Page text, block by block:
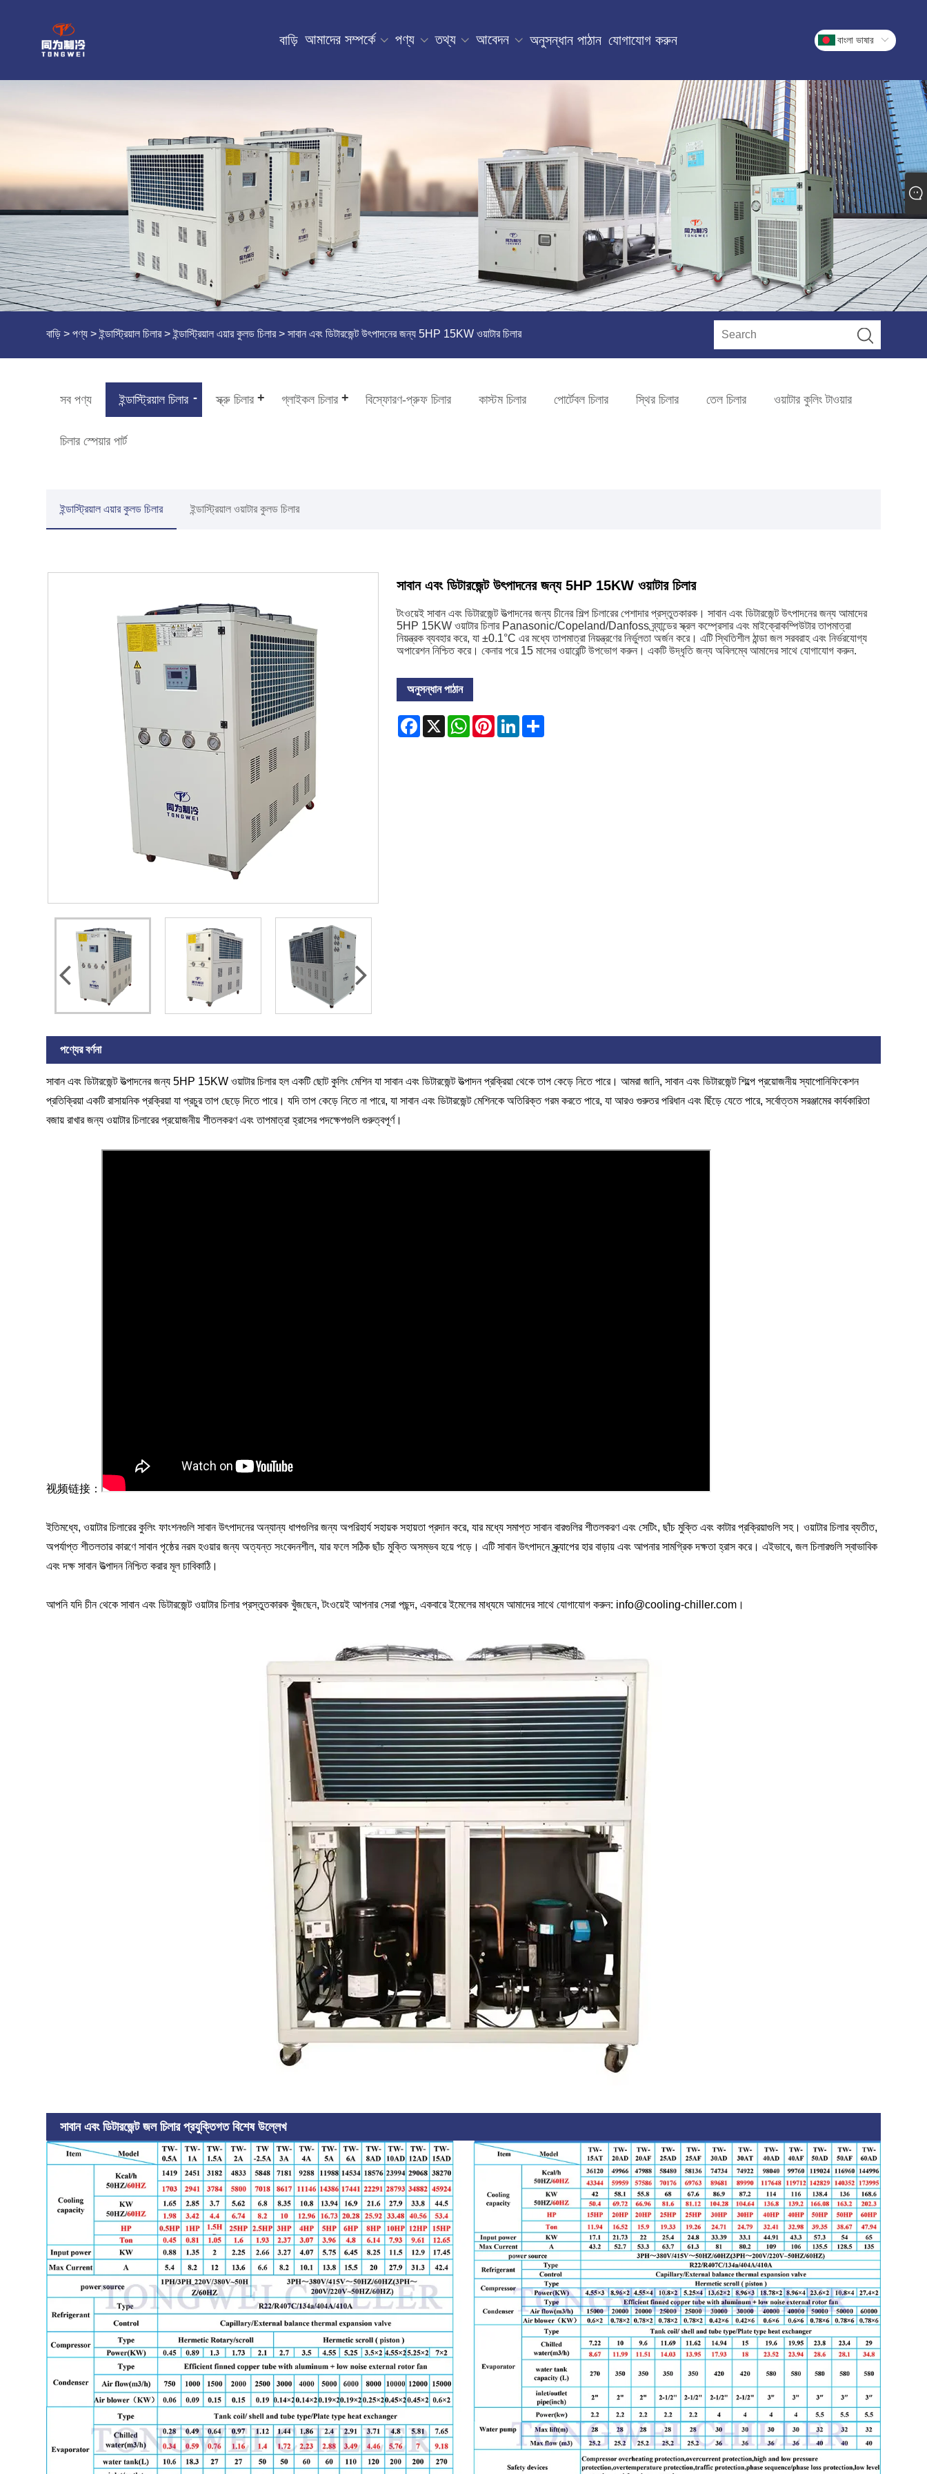
বাড়ি আমাদের সম্পর্কে পণ্য তথ্য আবেদন অনুসন্ধান পাঠান যোগাযোগ করুন বাংলা ভাষার
বাড়ি > পণ্য >ইন্ডাস্ট্রিয়াল চিলার>ইন্ডাস্ট্রিয়াল এয়ার কুলড চিলার> সাবান এবং ডিটারজেন্ট উৎপাদনের জন্য 5HP 15KW ওয়াটার চিলার
সব পণ্য ইন্ডাস্ট্রিয়াল চিলার স্ক্রু চিলার গ্লাইকল চিলার বিস্ফোরণ-প্রুফ চিলার কাস্টম চিলার পোর্টেবল চিলার স্থির চিলার তেল চিলার ওয়াটার কুলিং টাওয়ার
চিলার স্পেয়ার পার্ট
ইন্ডাস্ট্রিয়াল এয়ার কুলড চিলার ইন্ডাস্ট্রিয়াল ওয়াটার কুলড চিলার
সাবান এবং ডিটারজেন্ট উৎপাদনের জন্য 5HP 15KW ওয়াটার চিলার
টংওয়েই সাবান এবং ডিটারজেন্ট উত্পাদনের জন্য চীনের শিল্প চিলারের পেশাদার প্রস্তুতকারক। সাবান এবং ডিটারজেন্ট উৎপাদনের জন্য আমাদের
5HP 15KW ওয়াটার চিলার Panasonic/Copeland/Danfoss ব্র্যান্ডের স্ক্রল কম্প্রেসার এবং মাইক্রোকম্পিউটার তাপমাত্রা
নিয়ন্ত্রক ব্যবহার করে, যা ±0.1°C এর মধ্যে তাপমাত্রা নিয়ন্ত্রণের নির্ভুলতা অর্জন করে। এটি স্থিতিশীল ঠান্ডা জল সরবরাহ এবং নির্ভরযোগ্য
অপারেশন নিশ্চিত করে। কেনার পরে 15 মাসের ওয়ারেন্টি উপভোগ করুন। একটি উদ্ধৃতি জন্য অবিলম্বে আমাদের সাথে যোগাযোগ করুন.
অনুসন্ধান পাঠান
Facebook
X WhatsApp
PinterestLinkedIn
পণ্যের বর্ণনা
সাবান এবং ডিটারজেন্ট উত্পাদনের জন্য 5HP 15KW ওয়াটার চিলার হল একটি ছোট কুলিং মেশিন যা সাবান এবং ডিটারজেন্ট উত্পাদন প্রক্রিয়া থেকে তাপ কেড়ে নিতে পারে। আমরা জানি, সাবান এবং ডিটারজেন্ট শিল্পে প্রয়োজনীয় স্যাপোনিফিকেশন
প্রতিক্রিয়া একটি রাসায়নিক প্রক্রিয়া যা প্রচুর তাপ ছেড়ে দিতে পারে। যদি তাপ কেড়ে নিতে না পারে, যা সাবান এবং ডিটারজেন্ট মেশিনকে অতিরিক্ত গরম করতে পারে, যা আরও গুরুতর পরিধান এবং ছিঁড়ে যেতে পারে, সর্বোত্তম সরঞ্জামের কার্যকারিতা
বজায় রাখার জন্য ওয়াটার চিলারের প্রয়োজনীয় শীতলকরণ এবং তাপমাত্রা হ্রাসের পদক্ষেপগুলি গুরুত্বপূর্ণ।
视频链接：
ইতিমধ্যে, ওয়াটার চিলারের কুলিং ফাংশনগুলি সাবান উৎপাদনের অন্যান্য ধাপগুলির জন্য অপরিহার্য সহায়ক সহায়তা প্রদান করে, যার মধ্যে সমাপ্ত সাবান বারগুলির শীতলকরণ এবং সেটিং, ছাঁচ মুক্তি এবং কাটার প্রক্রিয়াগুলি সহ। ওয়াটার চিলার ব্যতীত,
অপর্যাপ্ত শীতলতার কারণে সাবান পৃষ্ঠের নরম হওয়ার জন্য অত্যন্ত সংবেদনশীল, যার ফলে সঠিক ছাঁচ মুক্তি অসম্ভব হয়ে পড়ে। এটি সাবান উৎপাদনে স্ক্র্যাপের হার বাড়ায় এবং আপনার সামগ্রিক দক্ষতা হ্রাস করে। এইভাবে, জল চিলারগুলি স্বাভাবিক
এবং দক্ষ সাবান উত্পাদন নিশ্চিত করার মূল চাবিকাঠি।
আপনি যদি চীন থেকে সাবান এবং ডিটারজেন্ট ওয়াটার চিলার প্রস্তুতকারক খুঁজছেন, টংওয়েই আপনার সেরা পছন্দ, একবারে ইমেলের মাধ্যমে আমাদের সাথে যোগাযোগ করুন: info@cooling-chiller.com ।
সাবান এবং ডিটারজেন্ট জল চিলার প্রযুক্তিগত বিশেষ উল্লেখ